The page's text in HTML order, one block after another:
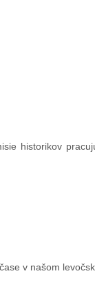
historikov
v našom